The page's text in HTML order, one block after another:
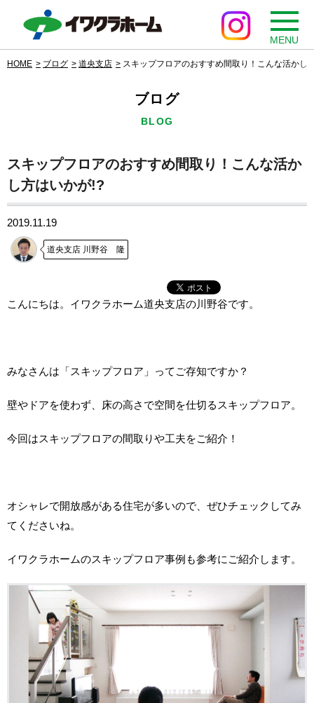
MENU
HOME ブログ 道央支店 スキップフロアのおすすめ間取り！こんな活かし
ブログ
BLOG
スキップフロアのおすすめ間取り！こんな活か
し方はいかが!?
2019.11.19
道央支店 川野谷 隆
こんにちは。イワクラホーム道央支店の川野谷です。
みなさんは「スキップフロア」ってご存知ですか？
壁やドアを使わず、床の高さで空間を仕切るスキップフロア。
今回はスキップフロアの間取りや工夫をご紹介！
オシャレで開放感がある住宅が多いので、ぜひチェックしてみ
てくださいね。
イワクラホームのスキップフロア事例も参考にご紹介します。